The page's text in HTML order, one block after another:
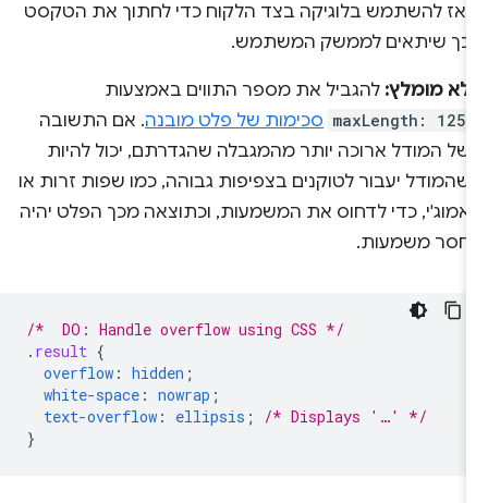
ואז להשתמש בלוגיקה בצד הלקוח כדי לחתוך את הטקסט
כך שיתאים לממשק המשתמש.
לא מומלץ:להגביל את מספר התווים באמצעות
maxLength: 125 סכימות של פלט מובנה. אם התשובה
של המודל ארוכה יותר מהמגבלה שהגדרתם, יכול להיות
שהמודל יעבור לטוקנים בצפיפות גבוהה, כמו שפות זרות או
אמוג'י, כדי לדחוס את המשמעות, וכתוצאה מכך הפלט יהיה
חסר משמעות.
/*  DO: Handle overflow using CSS */
.result
overflow : hidden
white-space : nowrap
text-overflow
: ellipsis ;
/* Displays '…' */